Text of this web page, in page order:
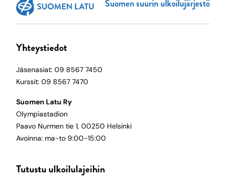
Suomen suurin ulkoilujärjestö
Yhteystiedot
Jäsenasiat: 09 8567 7450
Kurssit: 09 8567 7470
Suomen Latu Ry
Olympiastadion
Paavo Nurmen tie 1, 00250 Helsinki
Avoinna: ma-to 9:00-15:00
Tutustu ulkoilulajeihin